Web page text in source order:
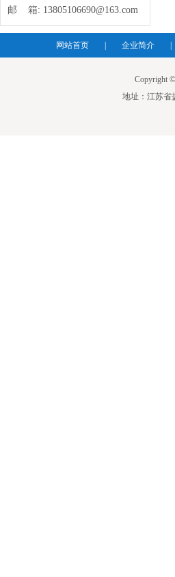
邮 箱: 13805106690@163.com
网站首页 | 企业简介 |
Copyright
地址：江苏省